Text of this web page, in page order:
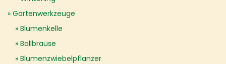
Gartenwerkzeuge
Blumenkelle
Ballbrause
Blumenzwiebelpflanzer